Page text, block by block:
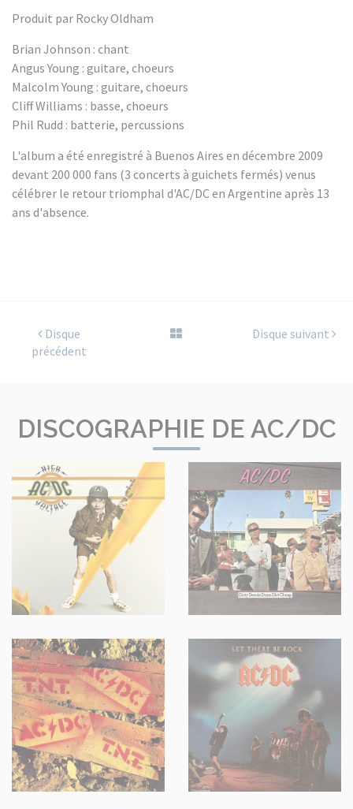
Produit par Rocky Oldham
Brian Johnson : chant
Angus Young : guitare, choeurs
Malcolm Young : guitare, choeurs
Cliff Williams : basse, choeurs
Phil Rudd : batterie, percussions
L'album a été enregistré à Buenos Aires en décembre 2009
devant 200 000 fans (3 concerts à guichets fermés) venus
célébrer le retour triomphal d'AC/DC en Argentine après 13
ans d'absence.
Disque
précédent
Disque suivant
DISCOGRAPHIE DE AC/DC